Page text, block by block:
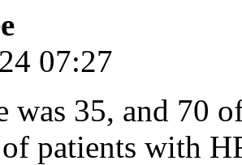
07:27
was 35, and 70
patients with